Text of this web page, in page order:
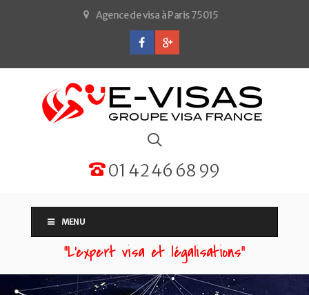
Agence de visa à Paris 75015
01 42 46 68 99
MENU
“L'expert visa et légalisations”